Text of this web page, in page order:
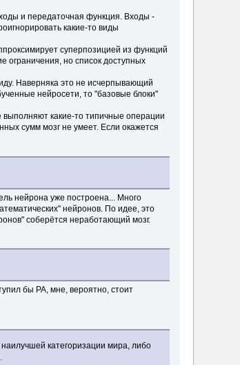
и передаточная функция. Входы -
какие-то виды
суперпозицией из функций
ограничения, но список доступных
Наверняка это не исчерпывающий
нейросети, то "базовые блоки"
выполняют какие-то типичные операции
сумм мозг не умеет. Если окажется
нейрона уже построена... Много
нейронов. По идее, это
соберётся неработающий мозг.
бы РА, мне, вероятно, стоит
категоризации мира, либо